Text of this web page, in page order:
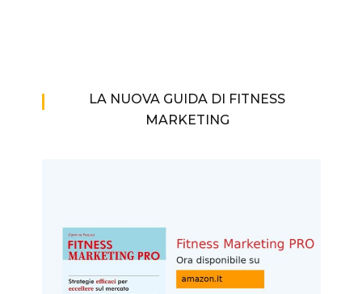
LA NUOVA GUIDA DI FITNESS
MARKETING